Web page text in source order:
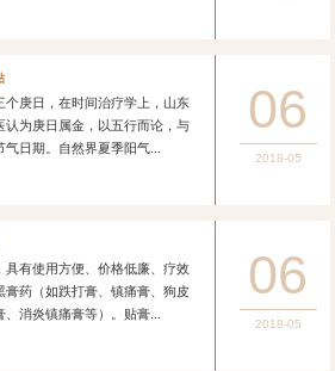
个庚日，在时间治疗学上，山东
为庚日属金，以五行而论，与
日期。自然界夏季阳气...
06
2018-05
有使用方便、价格低廉、疗效
药（如跌打膏、镇痛膏、狗皮
消炎镇痛膏等）。贴膏...
06
2018-05